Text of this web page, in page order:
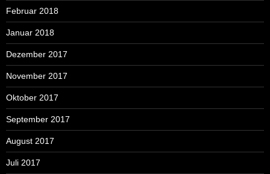
Februar 2018
Januar 2018
Dezember 2017
November 2017
Oktober 2017
September 2017
August 2017
Juli 2017